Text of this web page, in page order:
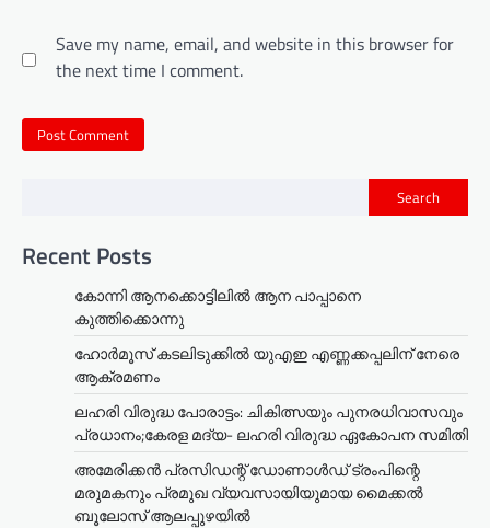
Save my name, email, and website in this browser for
the next time I comment.
Search
Recent Posts
കോന്നി ആനക്കൊട്ടിലിൽ ആന പാപ്പാനെ
കുത്തിക്കൊന്നു
ഹോർമൂസ് കടലിടുക്കിൽ യുഎഇ എണ്ണക്കപ്പലിന് നേരെ
ആക്രമണം
ലഹരി വിരുദ്ധ പോരാട്ടം: ചികിത്സയും പുനരധിവാസവും
പ്രധാനം;കേരള മദ്യ- ലഹരി വിരുദ്ധ ഏകോപന സമിതി
അമേരിക്കൻ പ്രസിഡന്റ് ഡോണാൾഡ് ട്രംപിന്റെ
മരുമകനും പ്രമുഖ വ്യവസായിയുമായ മൈക്കൽ
ബൂലോസ് ആലപ്പുഴയിൽ